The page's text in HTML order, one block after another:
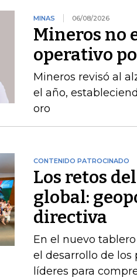
MINAS 06/08/2026
Mineros no
operativo
Mineros revisó al
el año,
oro
CONTENIDO PATROCINADO
Los retos
global:
directiva
En el nuevo
el desarrollo de los
líderes para